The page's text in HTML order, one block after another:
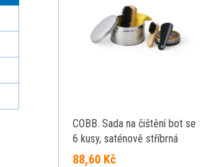
COBB. Sada na čištění bot se
6 kusy, saténově stříbrná
88,60 Kč